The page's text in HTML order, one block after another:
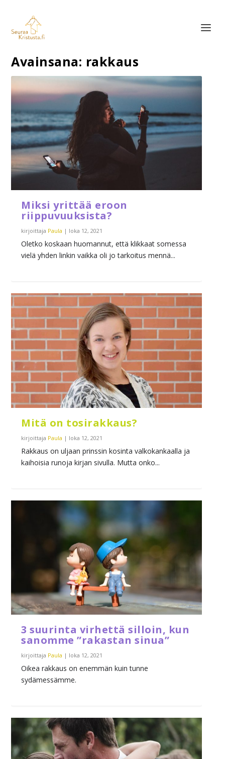
Avainsana: rakkaus
Miksi yrittää eroon
riippuvuuksista?
kirjoittaja Paula | loka 12, 2021
Oletko koskaan huomannut, että klikkaat somessa
vielä yhden linkin vaikka oli jo tarkoitus mennä...
Mitä on tosirakkaus?
kirjoittaja Paula | loka 12, 2021
Rakkaus on uljaan prinssin kosinta valkokankaalla ja
kaihoisia runoja kirjan sivulla. Mutta onko...
3 suurinta virhettä silloin, kun
sanomme ”rakastan sinua”
kirjoittaja Paula | loka 12, 2021
Oikea rakkaus on enemmän kuin tunne
sydämessämme.